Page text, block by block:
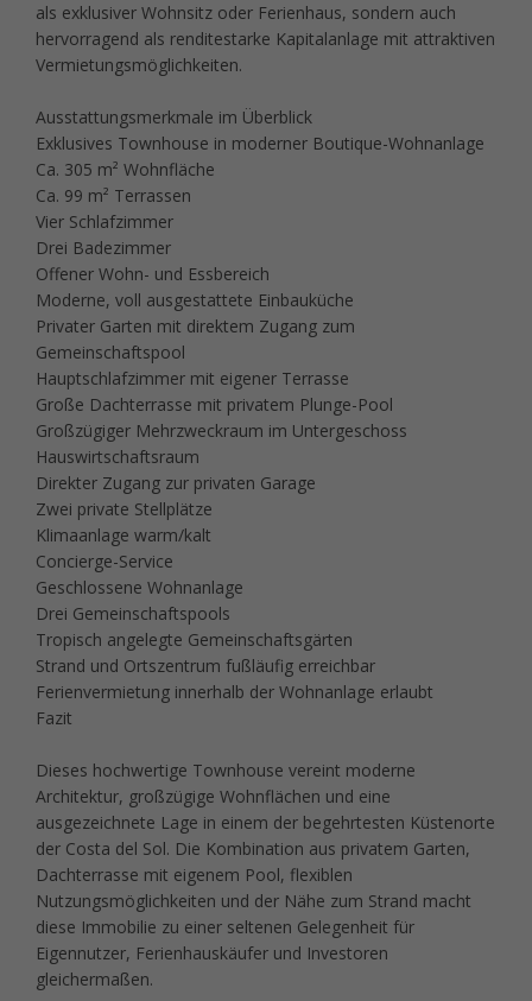
als exklusiver Wohnsitz oder Ferienhaus, sondern auch
hervorragend als renditestarke Kapitalanlage mit attraktiven
Vermietungsmöglichkeiten.
Ausstattungsmerkmale im Überblick
Exklusives Townhouse in moderner Boutique-Wohnanlage
Ca. 305 m² Wohnfläche
Ca. 99 m² Terrassen
Vier Schlafzimmer
Drei Badezimmer
Offener Wohn- und Essbereich
Moderne, voll ausgestattete Einbauküche
Privater Garten mit direktem Zugang zum
Gemeinschaftspool
Hauptschlafzimmer mit eigener Terrasse
Große Dachterrasse mit privatem Plunge-Pool
Großzügiger Mehrzweckraum im Untergeschoss
Hauswirtschaftsraum
Direkter Zugang zur privaten Garage
Zwei private Stellplätze
Klimaanlage warm/kalt
Concierge-Service
Geschlossene Wohnanlage
Drei Gemeinschaftspools
Tropisch angelegte Gemeinschaftsgärten
Strand und Ortszentrum fußläufig erreichbar
Ferienvermietung innerhalb der Wohnanlage erlaubt
Fazit
Dieses hochwertige Townhouse vereint moderne
Architektur, großzügige Wohnflächen und eine
ausgezeichnete Lage in einem der begehrtesten Küstenorte
der Costa del Sol. Die Kombination aus privatem Garten,
Dachterrasse mit eigenem Pool, flexiblen
Nutzungsmöglichkeiten und der Nähe zum Strand macht
diese Immobilie zu einer seltenen Gelegenheit für
Eigennutzer, Ferienhauskäufer und Investoren
gleichermaßen.